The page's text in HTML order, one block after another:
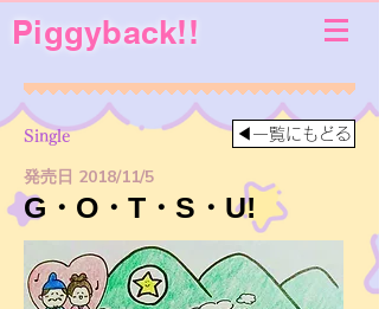
Piggyback!!
Single ◀一覧にもどる
発売日 2018/11/5
G・O・T・S・U!